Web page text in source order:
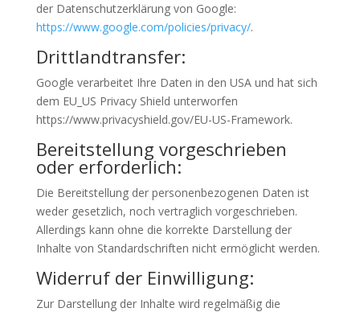
der Datenschutzerklärung von Google:
https://www.google.com/policies/privacy/.
Drittlandtransfer:
Google verarbeitet Ihre Daten in den USA und hat sich
dem EU_US Privacy Shield unterworfen
https://www.privacyshield.gov/EU-US-Framework.
Bereitstellung vorgeschrieben
oder erforderlich:
Die Bereitstellung der personenbezogenen Daten ist
weder gesetzlich, noch vertraglich vorgeschrieben.
Allerdings kann ohne die korrekte Darstellung der
Inhalte von Standardschriften nicht ermöglicht werden.
Widerruf der Einwilligung:
Zur Darstellung der Inhalte wird regelmäßig die